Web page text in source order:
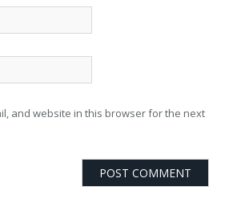
and website in this browser for the next